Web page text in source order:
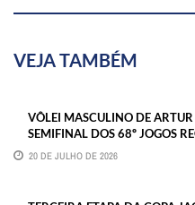
VEJA TAMBÉM
VÔLEI MASCULINO DE
SEMIFINAL DOS 68º JOGOS
20 DE JULHO DE 2026